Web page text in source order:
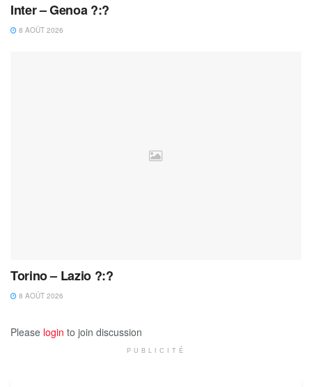
Inter – Genoa ?:?
8 AOÛT 2026
Torino – Lazio ?:?
8 AOÛT 2026
Please login to join discussion
PUBLICITÉ